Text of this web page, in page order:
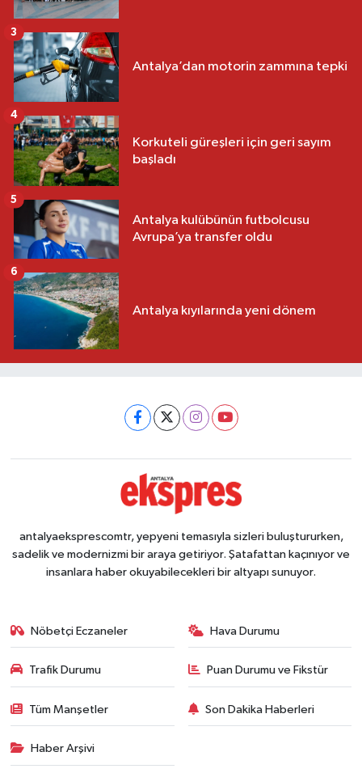
Antalya’dan motorin zammına tepki
3
Korkuteli güreşleri için geri sayım
başladı
4
Antalya kulübünün futbolcusu
Avrupa’ya transfer oldu
5
Antalya kıyılarında yeni dönem
6
antalyaeksprescomtr, yepyeni temasıyla sizleri buluştururken,
sadelik ve modernizmi bir araya getiriyor. Şatafattan kaçınıyor ve
insanlara haber okuyabilecekleri bir altyapı sunuyor.
Nöbetçi Eczaneler Hava Durumu
Trafik Durumu Puan Durumu ve Fikstür
Tüm Manşetler Son Dakika Haberleri
Haber Arşivi